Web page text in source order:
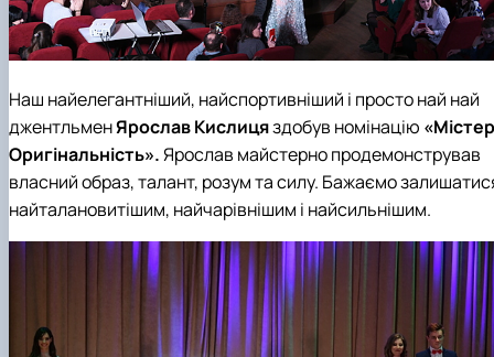
Наш найелегантніший, найспортивніший і просто най най
джентльменЯрослав Кислицяздобув номінацію «Містер
Оригінальність».Ярослав майстерно продемонстрував
власний образ, талант, розум та силу. Бажаємо
найталановитішим, найчарівнішим і найсильнішим.